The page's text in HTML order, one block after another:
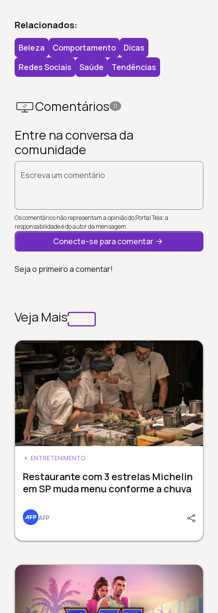
Relacionados:
Beleza Comportamento
Dicas
Redes Sociais
Saúde Tendências
Comentários 0
Entre na conversa da
comunidade
Escreva um comentário
Os comentários não representam a opinião do Portal Tela; a
responsabilidade é do autor da mensagem.
Conecte-se para comentar
Seja o primeiro a comentar!
Veja Mais
ENTRETENIMENTO
Restaurante com 3 estrelas Michelin
em SP muda menu conforme a chuva
AFP